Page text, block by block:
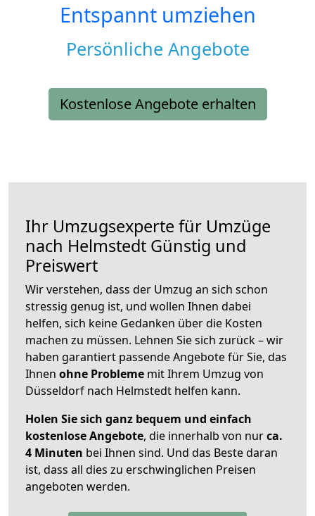
Entspannt umziehen
Persönliche Angebote
Kostenlose Angebote erhalten
Ihr Umzugsexperte für Umzüge
nach Helmstedt Günstig und
Preiswert
Wir verstehen, dass der Umzug an sich schon
stressig genug ist, und wollen Ihnen dabei
helfen, sich keine Gedanken über die Kosten
machen zu müssen. Lehnen Sie sich zurück – wir
haben garantiert passende Angebote für Sie, das
Ihnen ohne Probleme mit Ihrem Umzug von
Düsseldorf nach Helmstedt helfen kann.
Holen Sie sich ganz bequem und einfach
kostenlose Angebote, die innerhalb von nurca.
4 Minuten bei Ihnen sind. Und das Beste daran
ist, dass all dies zu erschwinglichen Preisen
angeboten werden.